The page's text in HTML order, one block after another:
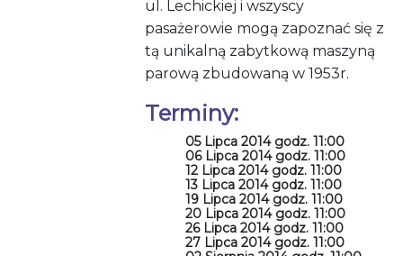
ul. Lechickiej i wszyscy
pasażerowie mogą zapoznać się z
tą unikalną zabytkową maszyną
parową zbudowaną w 1953r.
Terminy:
05 Lipca 2014 godz. 11:00
06 Lipca 2014 godz. 11:00
12 Lipca 2014 godz. 11:00
13 Lipca 2014 godz. 11:00
19 Lipca 2014 godz. 11:00
20 Lipca 2014 godz. 11:00
26 Lipca 2014 godz. 11:00
27 Lipca 2014 godz. 11:00